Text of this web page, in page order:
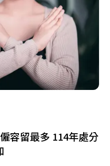
容留最多 114年處分